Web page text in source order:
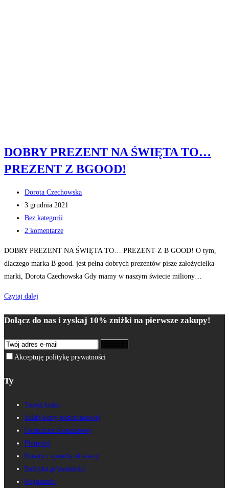
DOBRY PREZENT NA ŚWIĘTA TO…
PREZENT Z BGOOD!
Post
author:
Dorota Czechowska
Post
published:
3 grudnia 2021
Post
category:
Bez kategorii
Post
2 komentarze
DOBRY PREZENT NA ŚWIĘTA TO… PREZENT Z B GOOD! O tym,
dlaczego marka B good. jest pełna dobrych prezentów pisze założycielka
marki, Dorota Czechowska Gdy mamy w naszym świecie miliony…
Czytaj dalej
NA
TO…
PREZENT
Dołącz do nas i zyskaj 10% zniżki na pierwsze zakupy!
Akceptuję politykę prywatności
Ty
Twoje konto
Saldo karty podarunkowej
Formularz Kontaktowy
Płatności
Koszty i sposoby dostawy
Polityka prywatności
Regulamin